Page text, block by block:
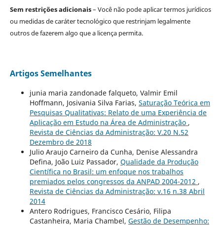
Sem restrições adicionais– Você não pode aplicar termos jurídicos
ou medidas de caráter tecnológico que restrinjam legalmente
outros de fazerem algo que a licença permita.
Artigos Semelhantes
junia maria zandonade falqueto, Valmir Emil
Hoffmann, Josivania Silva Farias, Saturação Teórica em
Pesquisas Qualitativas: Relato de uma Experiência de
Aplicação em Estudo na Área de Administração ,
Revista de Ciências da Administração: V.20 N.52
Dezembro de 2018
Julio Araujo Carneiro da Cunha, Denise Alessandra
Defina, João Luiz Passador, Qualidade da Produção
Científica no Brasil: um enfoque nos trabalhos
premiados pelos congressos da ANPAD 2004-2012 ,
Revista de Ciências da Administração: v.16 n.38 Abril
2014
Antero Rodrigues, Francisco Cesário, Filipa
Castanheira, Maria Chambel, Gestão de Desempenho: